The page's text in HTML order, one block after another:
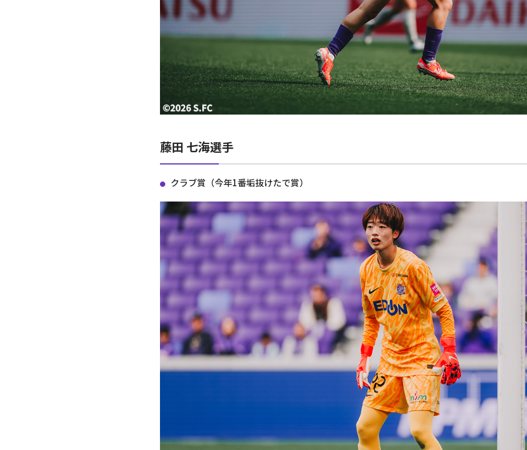
藤田 七海選手
クラブ賞（今年1番垢抜けたで賞）